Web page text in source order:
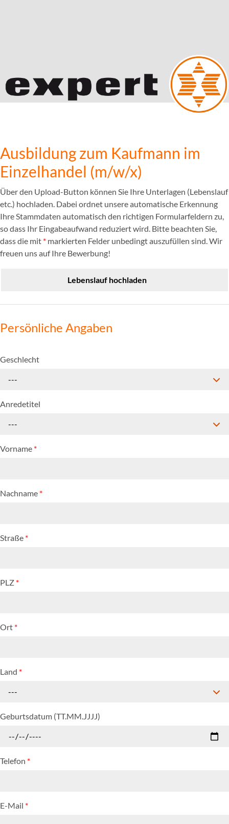
Ausbildung zum Kaufmann im
Einzelhandel (m/w/x)
Über den Upload-Button können Sie Ihre Unterlagen (Lebenslauf
etc.) hochladen. Dabei ordnet unsere automatische Erkennung
Ihre Stammdaten automatisch den richtigen Formularfeldern zu,
so dass Ihr Eingabeaufwand reduziert wird. Bitte beachten Sie,
dass die mit * markierten Felder unbedingt auszufüllen sind. Wir
freuen uns auf Ihre Bewerbung!
Lebenslauf hochladen
Persönliche Angaben
Geschlecht
---
Anredetitel
---
Vorname *
Nachname *
Straße *
PLZ *
Ort *
Land *
---
Geburtsdatum (TT.MM.JJJJ)
Telefon *
E-Mail *